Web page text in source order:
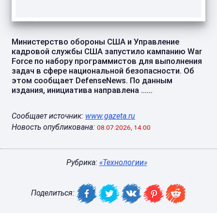
Министерство обороны США и Управление
кадровой службы США запустило кампанию War
Force по набору программистов для выполнения
задач в сфере национальной безопасности. Об
этом сообщает DefenseNews. По данным
издания, инициатива направлена ......
Сообщает источник: www.gazeta.ru
Новость опубликована: 08.07.2026, 14:00
Рубрика: «Технологии»
Поделиться: